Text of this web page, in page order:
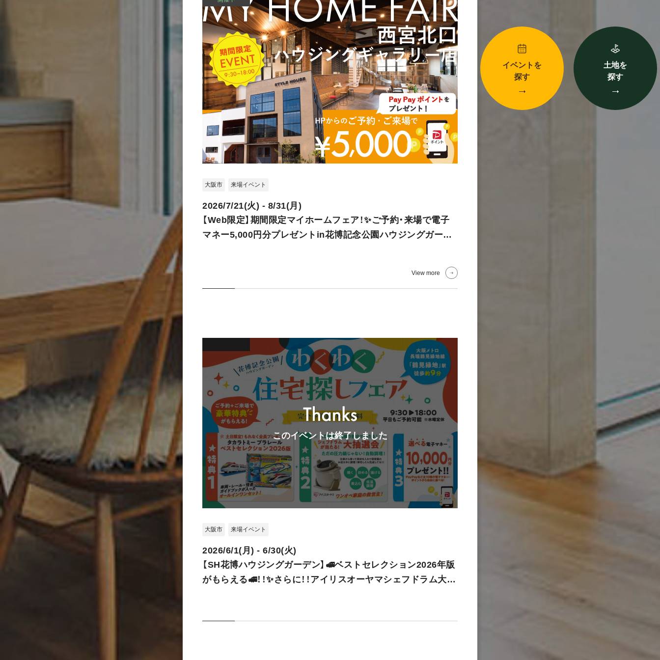
イベントを
探す
土地を
探す
大阪市 来場イベント
2026/7/21(火) - 8/31(月)
【Web限定】期間限定マイホームフェア！✨ご予約・来場で電子
マネー5,000円分プレゼントin花博記念公園ハウジングガーデ
View more
このイベントは終了しました
大阪市 来場イベント
2026/6/1(月) - 6/30(火)
【SH花博ハウジングガーデン】🚅ベストセレクション2026年版
がもらえる🚅！！✨さらに！！アイリスオーヤマシェフドラム大抽